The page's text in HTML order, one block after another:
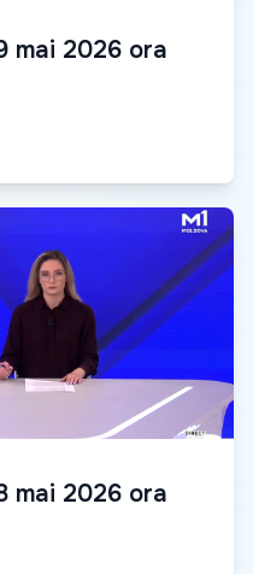
mai 2026 ora
mai 2026 ora